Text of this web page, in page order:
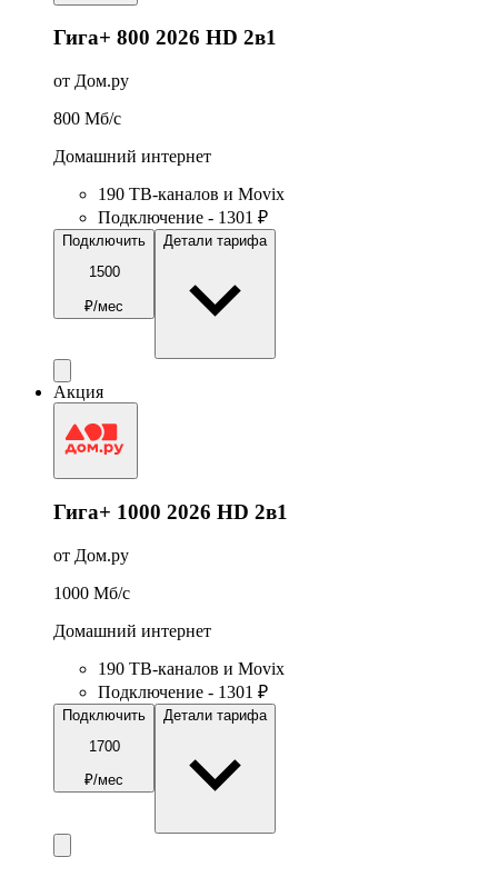
Гига+ 800 2026 HD 2в1
от Дом.ру
800 Мб/c
Домашний интернет
190 ТВ-каналов и Movix
Подключение - 1301 ₽
Подключить
1500
₽/мес
Детали тарифа
Акция
Гига+ 1000 2026 HD 2в1
от Дом.ру
1000 Мб/c
Домашний интернет
190 ТВ-каналов и Movix
Подключение - 1301 ₽
Подключить
1700
₽/мес
Детали тарифа